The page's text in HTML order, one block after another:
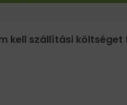
kell szállítási költséget